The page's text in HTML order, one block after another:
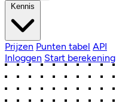
Kennis
Prijzen Punten tabel API
Inloggen Start berekening